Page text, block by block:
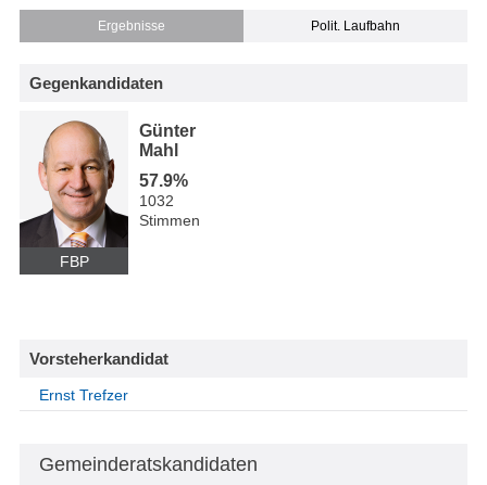
Ergebnisse Polit. Laufbahn
Gegenkandidaten
FBP
Günter
Mahl
57.9%
1032
Stimmen
Vorsteherkandidat
Ernst Trefzer
Gemeinderatskandidaten